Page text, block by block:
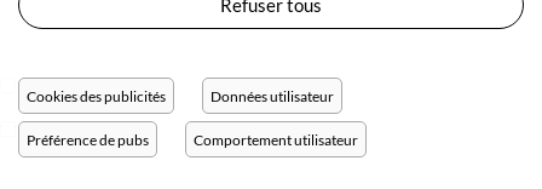
Questions / Réponses
Conditions générales de vente
Protection des données personnelles
Réglage des cookies
Refuser tous
Cookies des publicités Données utilisateur
Préférence de pubs Comportement utilisateur